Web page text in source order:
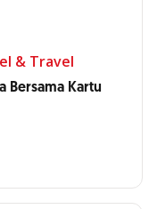
& Travel
Kartu